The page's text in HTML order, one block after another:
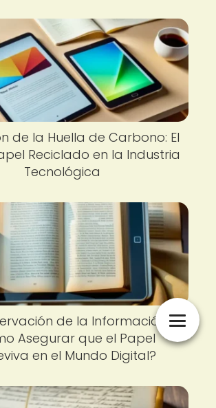
de la Huella de Carbono: El
Reciclado en la Industria
Tecnológica
de la Información:
Asegurar que el Papel
en el Mundo Digital?